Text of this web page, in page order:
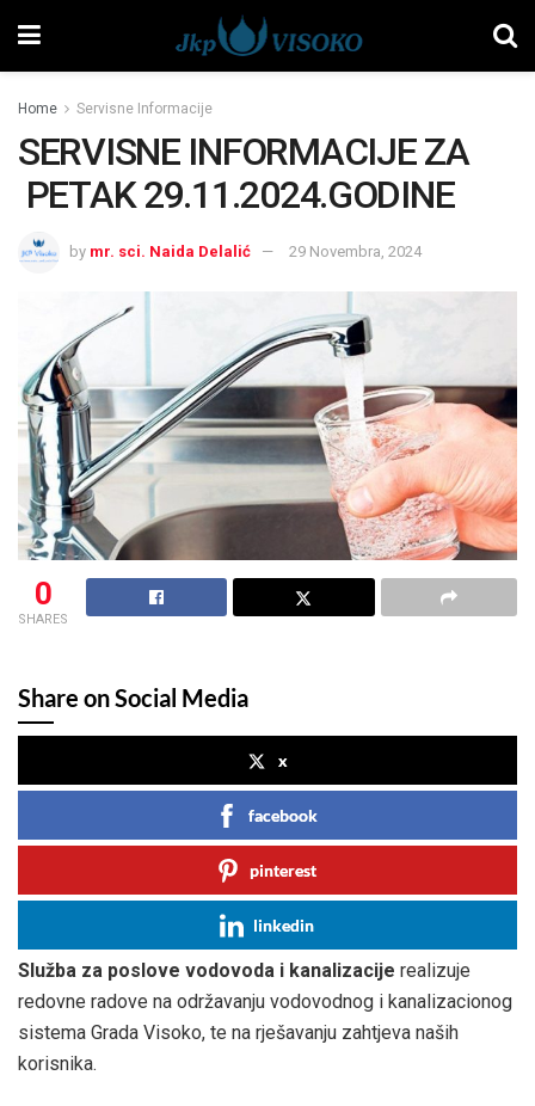
Home Servisne Informacije
SERVISNE INFORMACIJE ZA
PETAK 29.11.2024.GODINE
by mr. sci. Naida Delalić 29 Novembra, 2024
0
SHARES
Share on Social Media
x
facebook
pinterest
linkedin
Služba za poslove vodovoda i kanalizacije realizuje
redovne radove na održavanju vodovodnog i kanalizacionog
sistema Grada Visoko, te na rješavanju zahtjeva naših
korisnika.